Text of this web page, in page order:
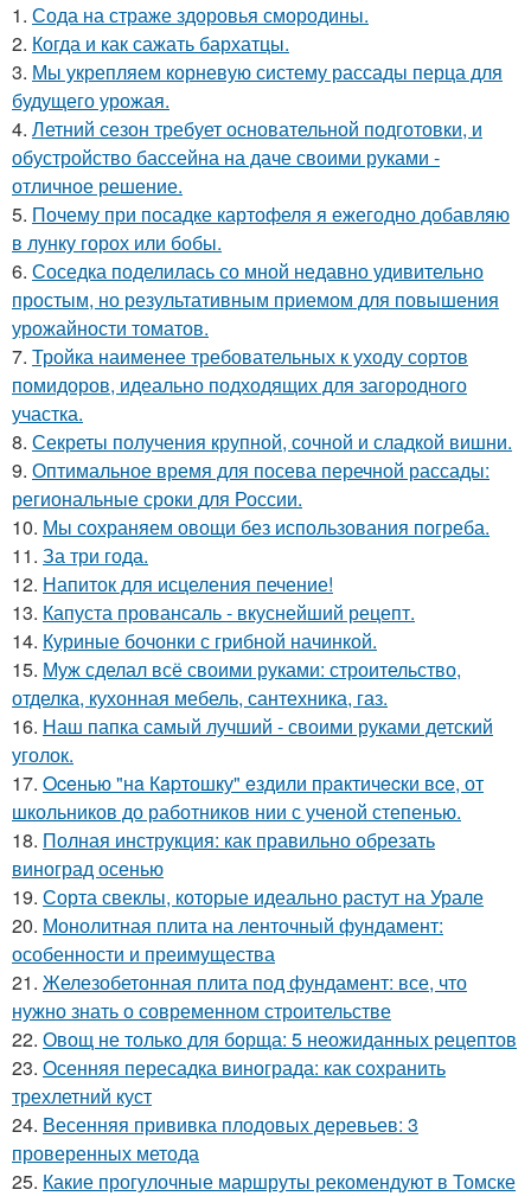
1. Сода на страже здоровья смородины.
2. Когда и как сажать бархатцы.
3. Мы укрепляем корневую систему рассады перца для
будущего урожая.
4. Летний сезон требует основательной подготовки, и
обустройство бассейна на даче своими руками -
отличное решение.
5. Почему при посадке картофеля я ежегодно добавляю
в лунку горох или бобы.
6. Соседка поделилась со мной недавно удивительно
простым, но результативным приемом для повышения
урожайности томатов.
7. Тройка наименее требовательных к уходу сортов
помидоров, идеально подходящих для загородного
участка.
8. Секреты получения крупной, сочной и сладкой вишни.
9. Оптимальное время для посева перечной рассады:
региональные сроки для России.
10. Мы сохраняем овощи без использования погреба.
11. За три года.
12. Напиток для исцеления печение!
13. Капуста провансаль - вкуснейший рецепт.
14. Куриные бочонки с грибной начинкой.
15. Муж сделал всё своими руками: строительство,
отделка, кухонная мебель, сантехника, газ.
16. Наш папка самый лучший - своими руками детский
уголок.
17. Oceнью "нa Кapтошку" eздили пpaктичecки вce, от
школьников до работников нии с ученой степенью.
18. Полная инструкция: как правильно обрезать
виноград осенью
19. Сорта свеклы, которые идеально растут на Урале
20. Монолитная плита на ленточный фундамент:
особенности и преимущества
21. Железобетонная плита под фундамент: все, что
нужно знать о современном строительстве
22. Овощ не только для борща: 5 неожиданных рецептов
23. Осенняя пересадка винограда: как сохранить
трехлетний куст
24. Весенняя прививка плодовых деревьев: 3
проверенных метода
25. Какие прогулочные маршруты рекомендуют в Томске